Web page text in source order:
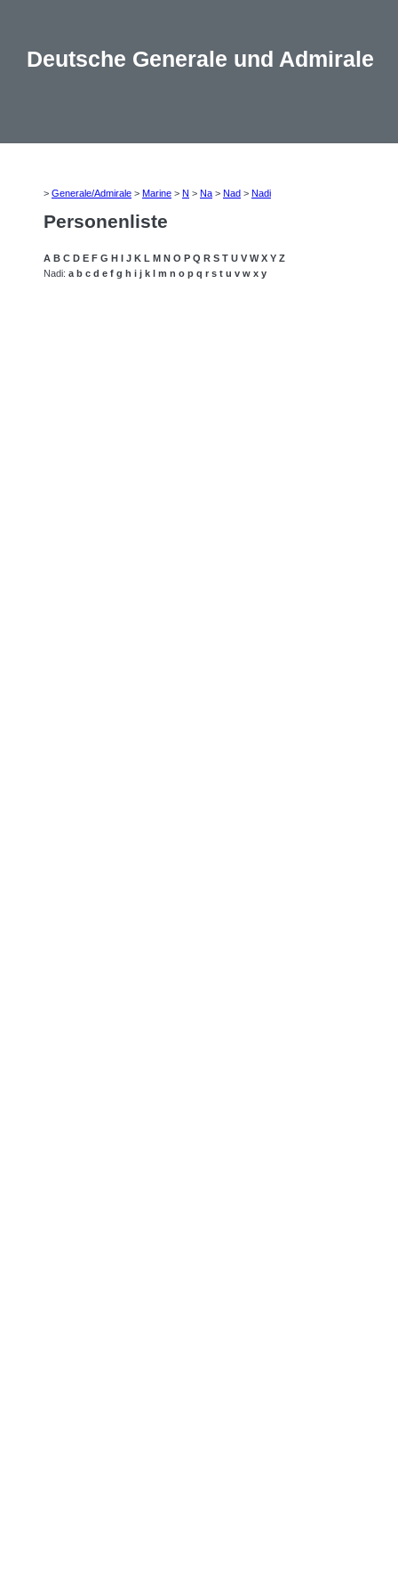
Deutsche Generale und Admirale
> Generale/Admirale > Marine > N > Na > Nad > Nadi
Personenliste
A B C D E F G H I J K L M N O P Q R S T U V W X Y Z
Nadi: a b c d e f g h i j k l m n o p q r s t u v w x y